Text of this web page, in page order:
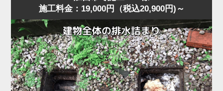
に排水される状態に回復しました。
作業後、お客様には「異物は見えなくても奥で止まってい
ることが多い」「無理に押し流そうとすると状態が悪化す
る」ことをお伝えし、子どもが触れやすい物はトイレ周辺
に置かないよう注意点もご案内しました。
に水位が上がり、明らかに排水経路の奥に問題がある様
子。
加西市の住宅でもよくありますが、こうした「慢性的な詰
まり」は便器内部ではなく配管側に原因があることが多
く、ラバーカップや薬剤では根本的に改善しません。
今回の状況は、便器の手前では改善できないと判断し、便
器を一度取り外して配管へ直接アクセスする方法を選択し
施工料金：19,000円（税込20,900円)～